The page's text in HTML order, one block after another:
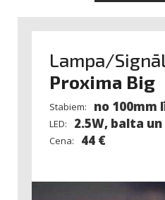
Lampa/
Proxima Big
Stabiem: no 100mm
LED: 2.5W, balta
Cena: 44 €